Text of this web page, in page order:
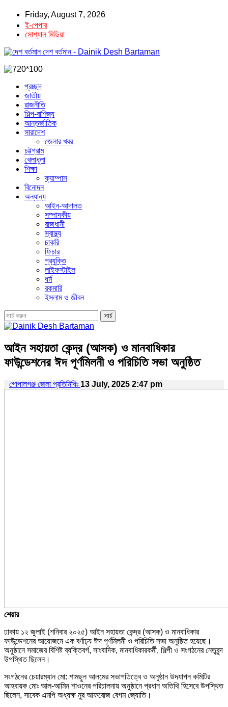
Friday, August 7, 2026
ই-পেপার
সোশ্যাল মিডিয়া
দেশ বর্তমান - Dainik Desh Bartaman
প্রচ্ছদ
জাতীয়
রাজনীতি
শিল্প-বাণিজ্য
আন্তর্জাতিক
সারাদেশ
জেলার খবর
চট্টগ্রাম
খেলাধুলা
শিক্ষা
ক্যাম্পাস
বিনোদন
অন্যান্য
আইন-আদালত
সম্পাদকীয়
রাজধানী
স্বাস্থ্য
চাকরি
ফিচার
প্রযুক্তি
লাইফস্টাইল
ধর্ম
রকমারি
ইসলাম ও জীবন
আইন সহায়তা কেন্দ্র (আসক) ও মানবাধিকার
ফাউন্ডেশনের ঈদ পূর্ণমিলনী ও পরিচিতি সভা অনুষ্ঠিত
গোপালগঞ্জ জেলা প্রতিনিধিঃ 13 July, 2025 2:47 pm
শেয়ার
ঢাকায় ১২ জুলাই (শনিবার ২০২৫) আইন সহায়তা কেন্দ্র (আসক) ও মানবাধিকার
ফাউন্ডেশনের আয়োজনে এক বর্ণাঢ্য ঈদ পূর্ণমিলনী ও পরিচিতি সভা অনুষ্ঠিত হয়েছে।
অনুষ্ঠানে সমাজের বিশিষ্ট ব্যক্তিবর্গ, সাংবাদিক, মানবাধিকারকর্মী, শিল্পী ও সংগঠনের নেতৃবৃন্দ
উপস্থিত ছিলেন।
সংগঠনের চেয়ারম্যান মো: শামছুল আলমের সভাপতিত্বে ও অনুষ্ঠান উদযাপন কমিটির
আহবায়ক মোঃ আল-আমিন শাওনের পরিচালনায় অনুষ্ঠানে প্রধান অতিথি হিসেবে উপস্থিত
ছিলেন, সাবেক এমপি অধ্যক্ষ নুর আফরোজ বেগম জ্যোতি।